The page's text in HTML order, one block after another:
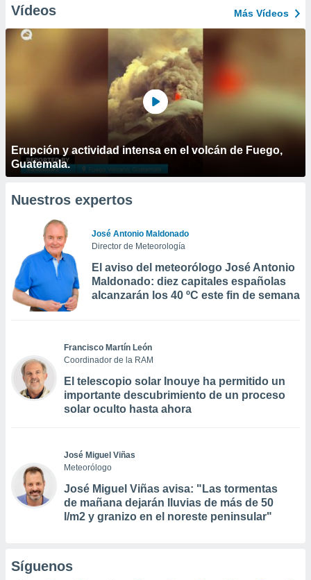
Vídeos Más Vídeos
Erupción y actividad intensa en el volcán de Fuego,
Guatemala.
Nuestros expertos
José Antonio Maldonado
Director de Meteorología
El aviso del meteorólogo José Antonio
Maldonado: diez capitales españolas
alcanzarán los 40 ºC este fin de semana
Francisco Martín León
Coordinador de la RAM
El telescopio solar Inouye ha permitido un
importante descubrimiento de un proceso
solar oculto hasta ahora
José Miguel Viñas
Meteorólogo
José Miguel Viñas avisa: "Las tormentas
de mañana dejarán lluvias de más de 50
l/m2 y granizo en el noreste peninsular"
Síguenos